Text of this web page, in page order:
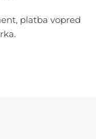
platba vopred